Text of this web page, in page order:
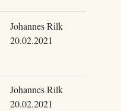
Johannes Rilk
20.02.2021
Johannes Rilk
20.02.2021